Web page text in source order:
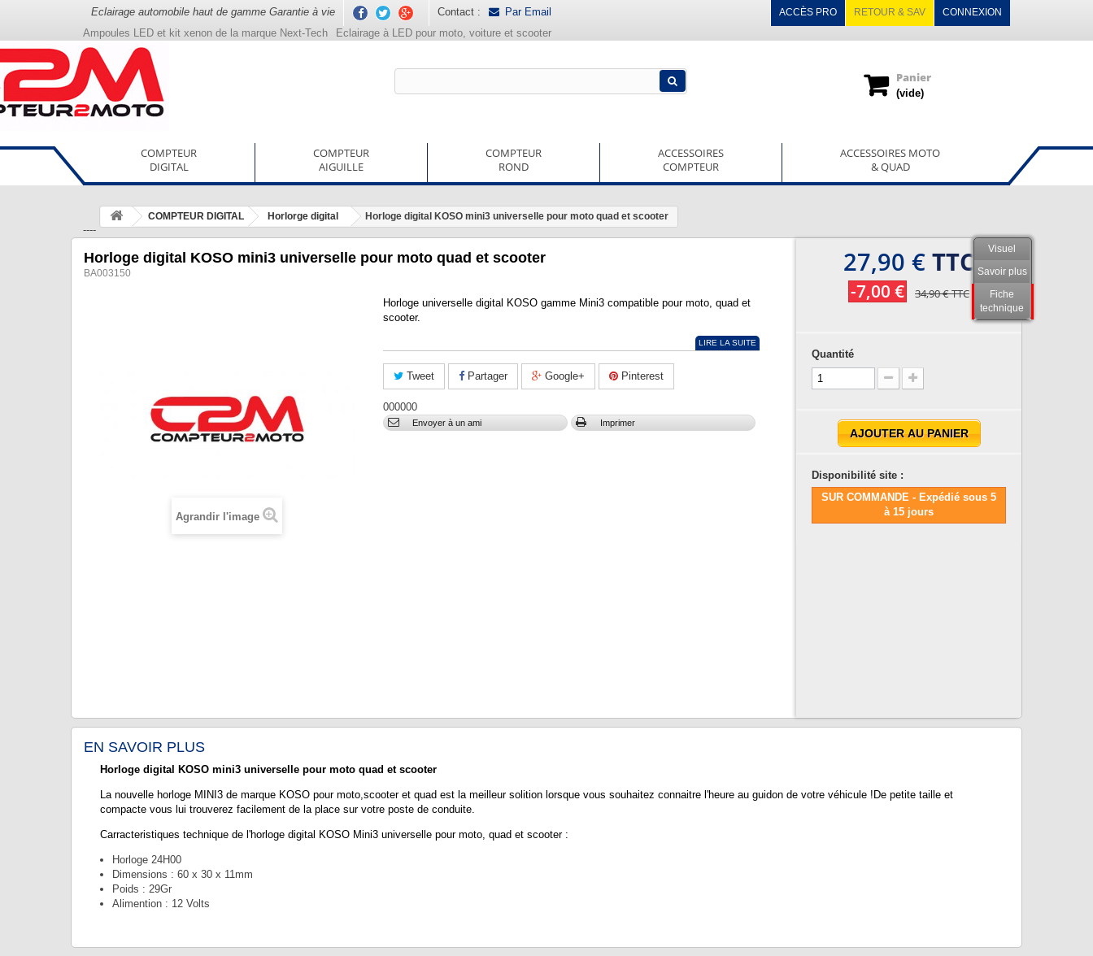
Eclairage automobile haut de gamme Garantie à vie CONNEXION
Contact : Par Email RETOUR & SAV
ACCÈS PRO
Ampoules LED et kit xenon de la marque Next-Tech Eclairage à LED pour moto, voiture et scooter
Panier
(vide)
COMPTEUR
DIGITAL
COMPTEUR
AIGUILLE
COMPTEUR
ROND
ACCESSOIRES
COMPTEUR
ACCESSOIRES MOTO
& QUAD
----
COMPTEUR DIGITAL Horlorge digital Horloge digital KOSO mini3 universelle pour moto quad et scooter
Visuel
Savoir plus
Fiche
technique
Horloge digital KOSO mini3 universelle pour moto quad et scooter
BA003150
Agrandir l'image
Horloge universelle digital KOSO gamme Mini3 compatible pour moto, quad et
scooter.
LIRE LA SUITE
Tweet Partager Google+ Pinterest
000000
Envoyer à un ami Imprimer
27,90 € TTC
-7,00 € 34,90 €TTC
Quantité
AJOUTER AU PANIER
Disponibilité site :
SUR COMMANDE - Expédié sous 5
à 15 jours
EN SAVOIR PLUS
Horloge digital KOSO mini3 universelle pour moto quad et scooter
La nouvelle horloge MINI3 de marque KOSO pour moto,scooter et quad est la meilleur solition lorsque vous souhaitez connaitre l'heure au guidon de votre véhicule !De petite taille et
compacte vous lui trouverez facilement de la place sur votre poste de conduite.
Carracteristiques technique de l'horloge digital KOSO Mini3 universelle pour moto, quad et scooter :
Horloge 24H00
Dimensions : 60 x 30 x 11mm
Poids : 29Gr
Alimention : 12 Volts